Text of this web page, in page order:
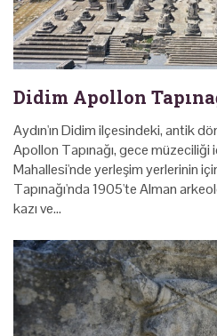
Didim Apollon
Aydın'ın Didim ilçesindeki, antik
Apollon Tapınağı, gece müzeciliği
Mahallesi'nde yerleşim yerlerinin
Tapınağı'nda 1905'te Alman
kazı ve…